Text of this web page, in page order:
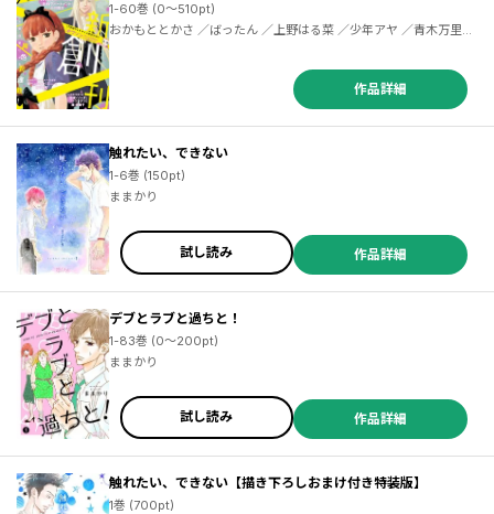
1-60巻 (0～510pt)
おかもととかさ ／ばったん ／上野はる菜 ／少年アヤ ／青木万里子 ／小宮みほ子 ／草野魚 ／小沢かな ／両国二雨 ／月子 ／上機しほ ／ケイケイ ／高畠りょうこ ／はんざき朝未 ／ふみさき ／原夏見 ／沖田×華 ／嶽まいこ ／やじま冬美 ／神波アユミ ／こやまゆかり ／霜月かよ子 ／御徒町鳩 ／みなみうみ ／葉月京 ／今日マチ子 ／ともえ ／百乃モト ／ウラモトユウコ ／おおきたよる ／壁井ユカコ（ＧｏＲＡ） ／ＧｏＲＡ・ＧｏＨａｎｄｓ ／ままかり ／町田とまと ／小毛山 ／宇仁田ゆみ ／雁須磨子 ／岡田有希 ／小野田真央 ／福丸やすこ
作品詳細
触れたい、できない
1-6巻 (150pt)
ままかり
試し読み 作品詳細
デブとラブと過ちと！
1-83巻 (0～200pt)
ままかり
試し読み 作品詳細
触れたい、できない【描き下ろしおまけ付き特装版】
1巻 (700pt)